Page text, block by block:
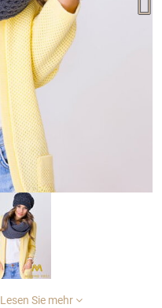
Lesen Sie mehr